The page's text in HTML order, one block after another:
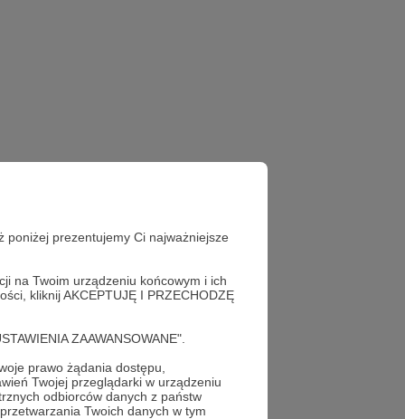
poniżej prezentujemy Ci najważniejsze
na Twoim urządzeniu końcowym i ich
kliknij AKCEPTUJĘ I PRZECHODZĘ
ZAAWANSOWANE".
prawo żądania dostępu,
Twojej przeglądarki w urządzeniu
odbiorców danych z państw
Twoich danych w tym